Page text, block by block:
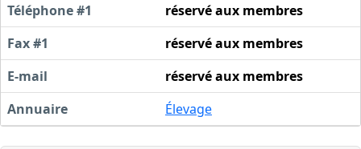
Téléphone #1
réservé aux membres
Fax #1
réservé aux membres
E-mail
réservé aux membres
Annuaire
Élevage